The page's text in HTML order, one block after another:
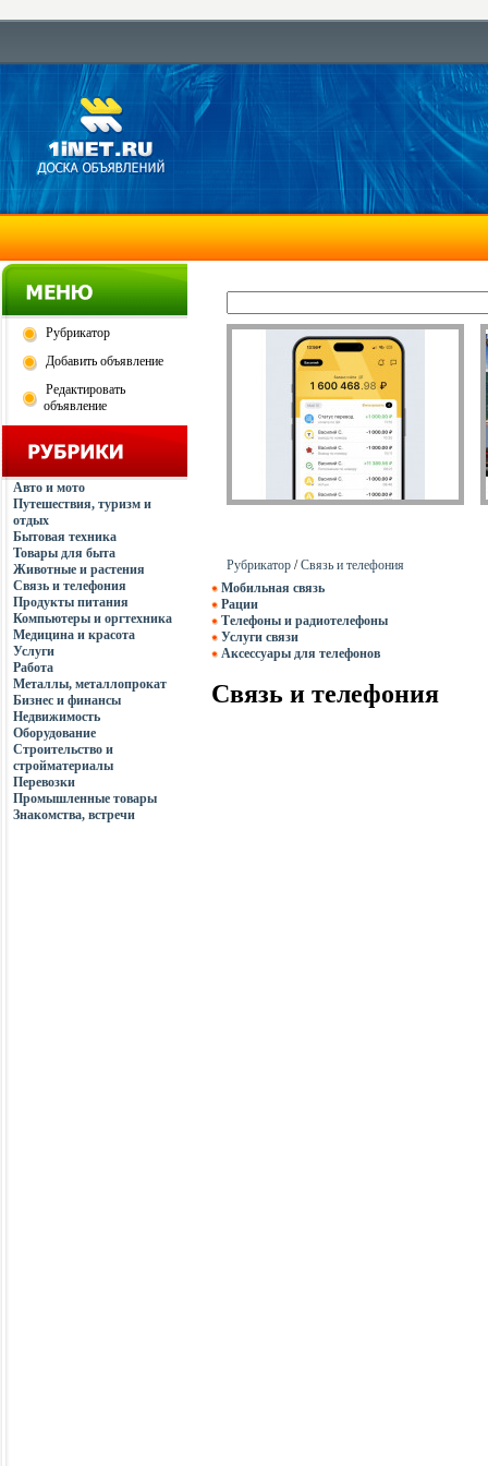
Рубрикатор
Добавить объявление
Редактировать
объявление
Авто и мото
Путешествия, туризм и
отдых
Бытовая техника
Товары для быта
Животные и растения
Связь и телефония
Продукты питания
Компьютеры и оргтехника
Медицина и красота
Услуги
Работа
Металлы, металлопрокат
Бизнес и финансы
Недвижимость
Оборудование
Строительство и
стройматериалы
Перевозки
Промышленные товары
Знакомства, встречи
Рубрикатор /Связь и телефония
Мобильная связь
Рации
Телефоны и радиотелефоны
Услуги связи
Аксессуары для телефонов
Связь и телефония